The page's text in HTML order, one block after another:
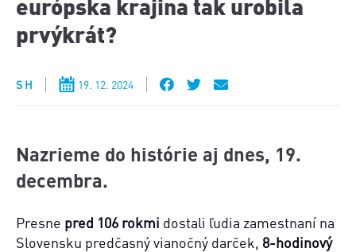
európska krajina tak urobila
prvýkrát?
S H 19. 12. 2024
Nazrieme do histórie aj dnes, 19.
decembra.
Presne pred 106 rokmi dostali ľudia zamestnaní na
Slovensku predčasný vianočný darček, 8-hodinový